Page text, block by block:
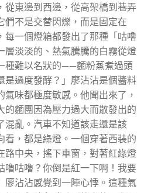
從東邊到西邊，從高架橋到巷弄
們不是交替閃爍，而是固定在
每一個燈箱都發出了那種「咕嚕
層淡淡的、熱氣騰騰的白霧從燈
種難以名狀的——麵粉蒸煮過頭
是過度發酵？」廖沾沾是個醬料
味都極度敏感。他聞出來了，
的麵團因為壓力過大而散發出的
混亂。汽車不知道該走還是該
看，都是綠燈。一個穿著西裝的
路中央，搖下車窗，對著紅綠燈
嚕咕嚕？你倒是紅一下啊！我要
廖沾沾感覺到一陣心悸。這種氣